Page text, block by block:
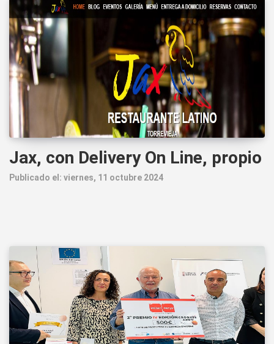
Jax, con Delivery On Line, propio
Publicado el: viernes, 11 octubre 2024